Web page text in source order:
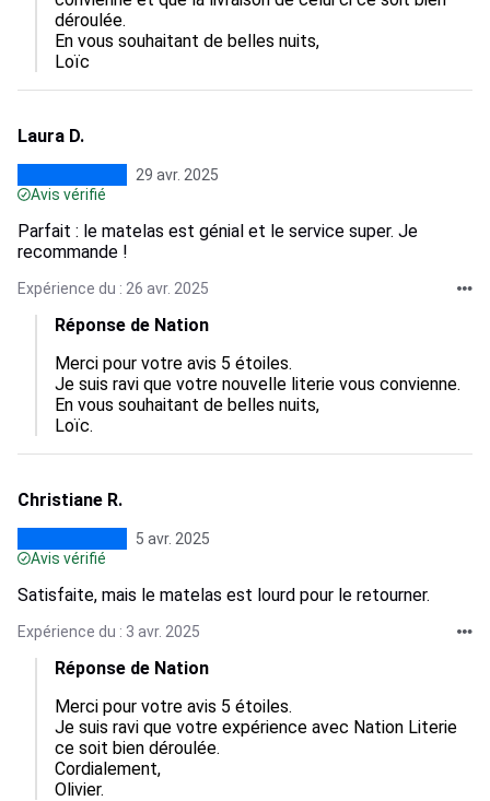
déroulée.
En vous souhaitant de belles nuits,
Loïc
Laura D.
29 avr. 2025
Avis vérifié
Parfait : le matelas est génial et le service super. Je
recommande !
Expérience du : 26 avr. 2025
Réponse de Nation
Merci pour votre avis 5 étoiles.
Je suis ravi que votre nouvelle literie vous convienne.
En vous souhaitant de belles nuits,
Loïc.
Christiane R.
5 avr. 2025
Avis vérifié
Satisfaite, mais le matelas est lourd pour le retourner.
Expérience du : 3 avr. 2025
Réponse de Nation
Merci pour votre avis 5 étoiles.
Je suis ravi que votre expérience avec Nation Literie
ce soit bien déroulée.
Cordialement,
Olivier.